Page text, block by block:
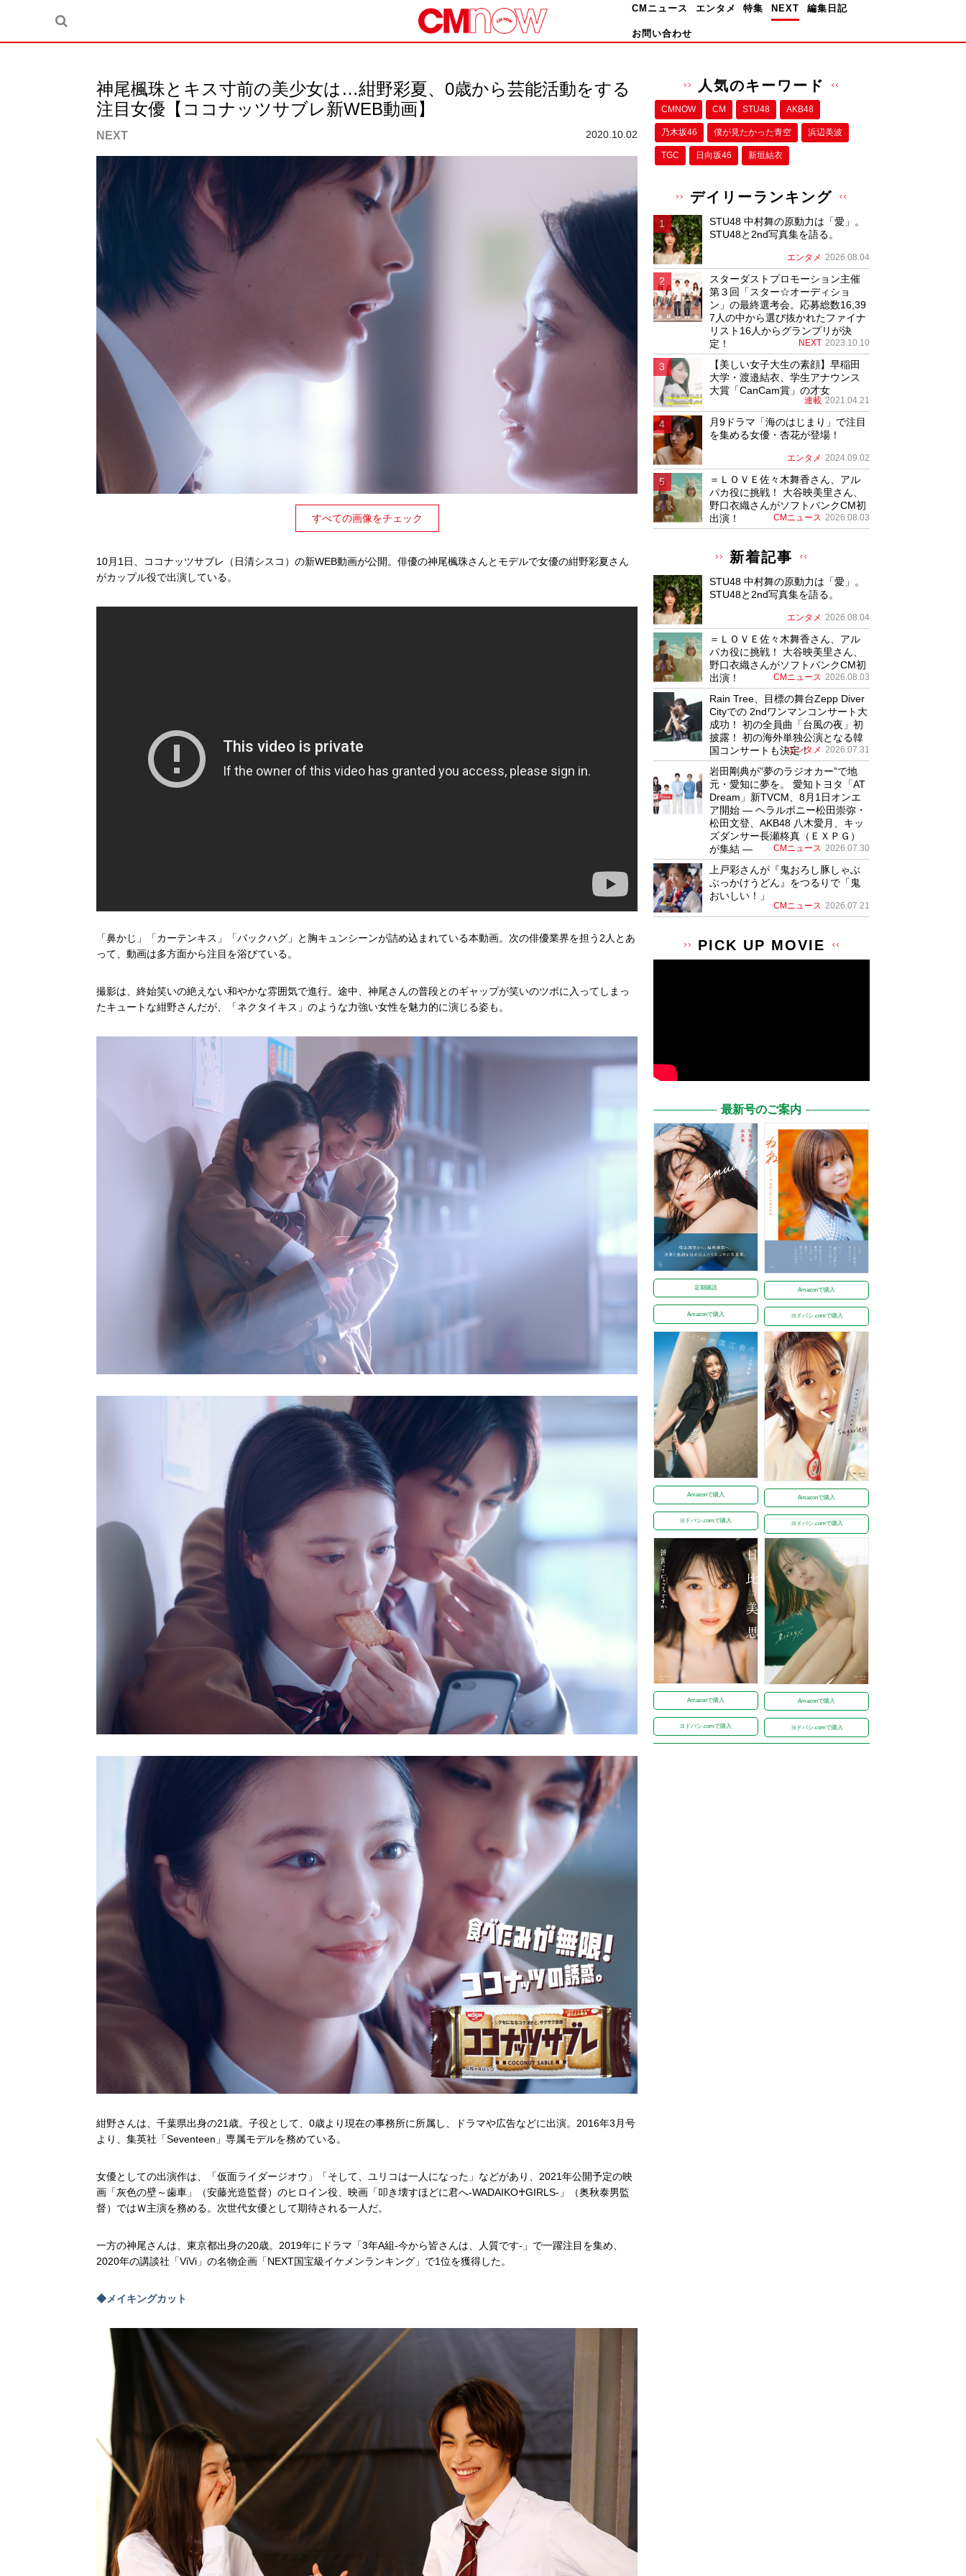
CMニュース エンタメ 特集 NEXT 編集日記
お問い合わせ
神尾楓珠とキス寸前の美少女は…紺野彩夏、0歳から芸能活動をする
注目女優【ココナッツサブレ新WEB動画】
NEXT 2020.10.02
すべての画像をチェック
10月1日、ココナッツサブレ（日清シスコ）の新WEB動画が公開。俳優の神尾楓珠さんとモデルで女優の紺野彩夏さん
がカップル役で出演している。
「鼻かじ」「カーテンキス」「バックハグ」と胸キュンシーンが詰め込まれている本動画。次の俳優業界を担う2人とあ
って、動画は多方面から注目を浴びている。
撮影は、終始笑いの絶えない和やかな雰囲気で進行。途中、神尾さんの普段とのギャップが笑いのツボに入ってしまっ
たキュートな紺野さんだが、「ネクタイキス」のような力強い女性を魅力的に演じる姿も。
紺野さんは、千葉県出身の21歳。子役として、0歳より現在の事務所に所属し、ドラマや広告などに出演。2016年3月号
より、集英社「Seventeen」専属モデルを務めている。
女優としての出演作は、「仮面ライダージオウ」「そして、ユリコは一人になった」などがあり、2021年公開予定の映
画「灰色の壁～歯車」（安藤光造監督）のヒロイン役、映画「叩き壊すほどに君へ-WADAIKO♰GIRLS-」（奥秋泰男監
督）ではＷ主演を務める。次世代女優として期待される一人だ。
一方の神尾さんは、東京都出身の20歳。2019年にドラマ「3年A組-今から皆さんは、人質です-」で一躍注目を集め、
2020年の講談社「ViVi」の名物企画「NEXT国宝級イケメンランキング」で1位を獲得した。
◆メイキングカット
人気のキーワード
CMNOW CM STU48 AKB48
乃木坂46 僕が⾒たかった⻘空 浜辺美波
TGC 日向坂46 新垣結衣
デイリーランキング
STU48 中村舞の原動力は「愛」。
STU48と2nd写真集を語る。
エンタメ 2026.08.04
スターダストプロモーション主催
第３回「スター☆オーディショ
ン」の最終選考会。応募総数16,39
7人の中から選び抜かれたファイナ
リスト16人からグランプリが決
定！
NEXT 2023.10.10
【美しい女子大生の素顔】早稲田
大学・渡邉結衣、学生アナウンス
大賞「CanCam賞」の才女
連載 2021.04.21
月9ドラマ「海のはじまり」で注目
を集める女優・杏花が登場！
エンタメ 2024.09.02
＝ＬＯＶＥ佐々木舞香さん、アル
パカ役に挑戦！ 大谷映美里さん、
野口衣織さんがソフトバンクCM初
出演！
CMニュース 2026.08.03
新着記事
STU48 中村舞の原動力は「愛」。
STU48と2nd写真集を語る。
エンタメ 2026.08.04
＝ＬＯＶＥ佐々木舞香さん、アル
パカ役に挑戦！ 大谷映美里さん、
野口衣織さんがソフトバンクCM初
出演！
CMニュース 2026.08.03
Rain Tree、目標の舞台Zepp Diver
Cityでの 2ndワンマンコンサート大
成功！ 初の全員曲「台風の夜」初
披露！ 初の海外単独公演となる韓
国コンサートも決定！
エンタメ 2026.07.31
岩田剛典が”夢のラジオカー”で地
元・愛知に夢を。 愛知トヨタ「AT
Dream」新TVCM、8月1日オンエ
ア開始 ― ヘラルボニー松田崇弥・
松田文登、AKB48 八木愛月、キッ
ズダンサー長瀬柊真（ＥＸＰＧ）
が集結 ―
CMニュース 2026.07.30
上戸彩さんが『鬼おろし豚しゃぶ
ぶっかけうどん』をつるりで「鬼
おいしい！」
CMニュース 2026.07.21
PICK UP MOVIE
最新号のご案内
定期購読
Amazonで購入
Amazonで購入
ヨドバシ.comで購入
Amazonで購入
ヨドバシ.comで購入
Amazonで購入
ヨドバシ.comで購入
Amazonで購入
ヨドバシ.comで購入
Amazonで購入
ヨドバシ.comで購入